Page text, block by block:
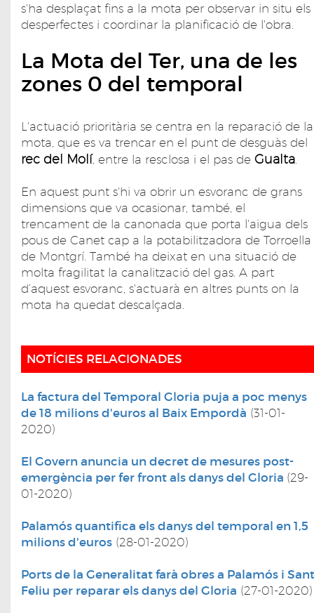
s'ha desplaçat fins a la mota per observar in situ els
desperfectes i coordinar la planificació de l'obra.
La Mota del Ter, una de les
zones 0 del temporal
L'actuació prioritària se centra en la reparació de la
mota, que es va trencar en el punt de desguàs del
rec del Molí, entre la resclosa i el pas de Gualta
En aquest punt s'hi va obrir un esvoranc de grans
dimensions que va ocasionar, també, el
trencament de la canonada que porta l'aigua dels
pous de Canet cap a la potabilitzadora de Torroella
de Montgrí. També ha deixat en una situació de
molta fragilitat la canalització del gas. A part
d’aquest esvoranc, s'actuarà en altres punts on la
mota ha quedat descalçada.
NOTÍCIES RELACIONADES
La factura del Temporal Gloria puja a poc menys
de 18 milions d'euros al Baix Empordà (31-01-
2020)
El Govern anuncia un decret de mesures post-
emergència per fer front als danys del Gloria (29-
01-2020)
Palamós quantifica els danys del temporal en 1,5
milions d'euros (28-01-2020)
Ports de la Generalitat farà obres a Palamós i Sant
Feliu per reparar els danys del Gloria (27-01-2020)